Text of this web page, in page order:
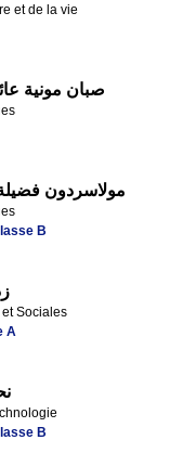
et de la vie
صبان مونية
مولاسردون
B
Sociales
A
B